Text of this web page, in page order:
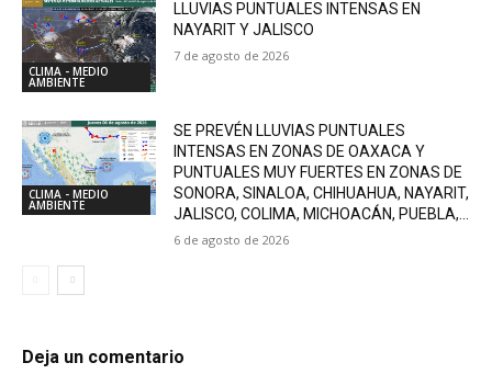
CLIMA - MEDIO
AMBIENTE
LLUVIAS PUNTUALES INTENSAS EN
NAYARIT Y JALISCO
7 de agosto de 2026
CLIMA - MEDIO
AMBIENTE
SE PREVÉN LLUVIAS PUNTUALES
INTENSAS EN ZONAS DE OAXACA Y
PUNTUALES MUY FUERTES EN ZONAS DE
SONORA, SINALOA, CHIHUAHUA, NAYARIT,
JALISCO, COLIMA, MICHOACÁN, PUEBLA,...
6 de agosto de 2026
Deja un comentario